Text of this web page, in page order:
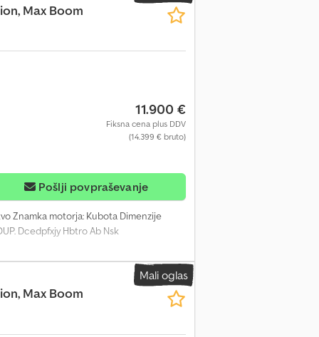
Max Boom
11.900 €
Fiksna cena plus DDV
(14.399 € bruto)
Pošlji povpraševanje
Znamka motorja: Kubota Dimenzije
Dcedpfxjy Hbtro Ab Nsk
Mali oglas
Max Boom